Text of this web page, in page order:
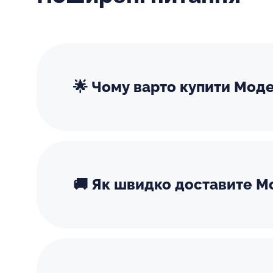
🌟 Чому варто купити
🚚 Як швидко доставите